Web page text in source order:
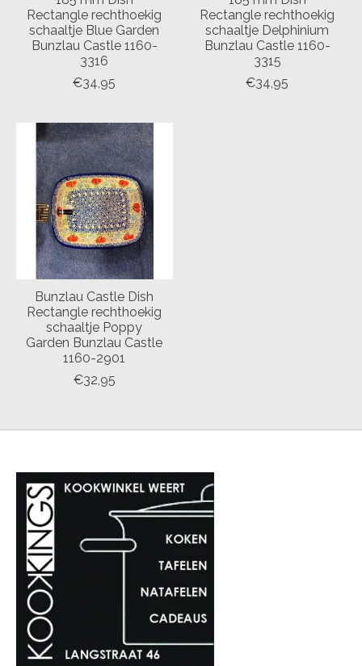
Rectangle rechthoekig
schaaltje Blue Garden
Bunzlau Castle 1160-
3316
€34,95
Rectangle rechthoekig
schaaltje Delphinium
Bunzlau Castle 1160-
3315
€34,95
Bunzlau Castle Dish
Rectangle rechthoekig
schaaltje Poppy
Garden Bunzlau Castle
1160-2901
€32,95